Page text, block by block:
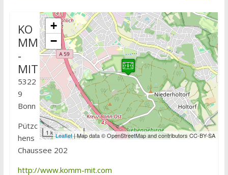
+
−
1 kmLeaflet| Map data © OpenStreetMap and contributors CC-BY-SA
KO
MM
-
MIT
5322
9
Bonn
Pützc
hens
Chaussee 202
http://www.komm-mit.com